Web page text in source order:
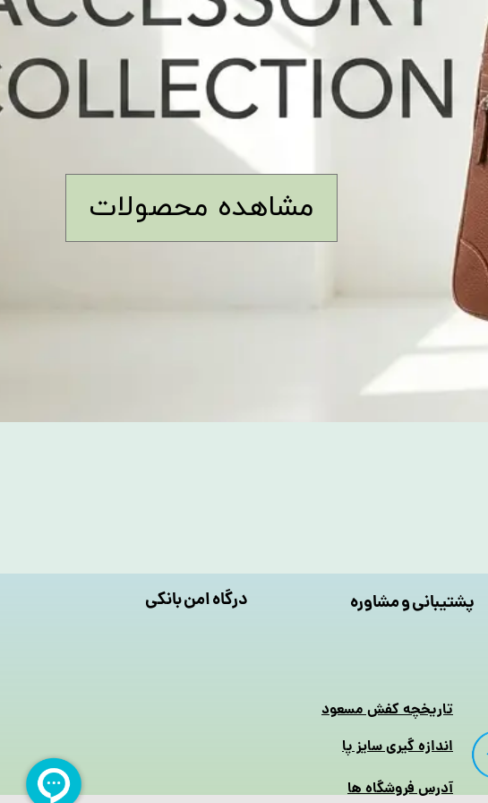
مشاهده محصولات
​تاریخچه کفش مسعود
اندازه گیری سایز پا
آدرس فروشگاه ها
درگاه امن بانکی پشتیبانی و مشاوره